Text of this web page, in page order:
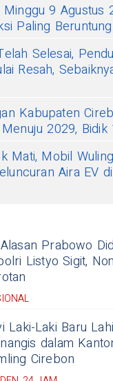
9 Agustus
Paling
Selesai,
Resah,
Kabupaten
2029, Bidik
Mati, Mobil
Aira EV
Prabowo
Listyo Sigit,
Laki-Laki Baru
dalam
Cirebon